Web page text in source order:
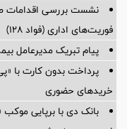
نشست بررسی اقدامات
فوریت‌های اداری (فواد ۱۲۸)
پیام ‌تبریک‌ مدیرعامل
پرداخت بدون کارت با
خریدهای حضوری
بانک دی با برپایی موکب